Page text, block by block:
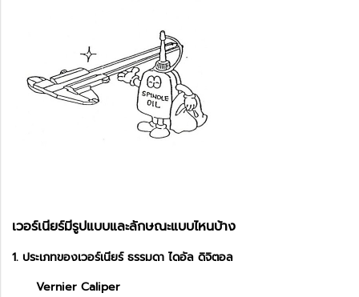
เวอร์เนียร์มีรูปแบบและลักษณะแบบไหนบ้าง
1. ประเภทของเวอร์เนียร์ ธรรมดา ไดอัล ดิจิตอล
Vernier Caliper